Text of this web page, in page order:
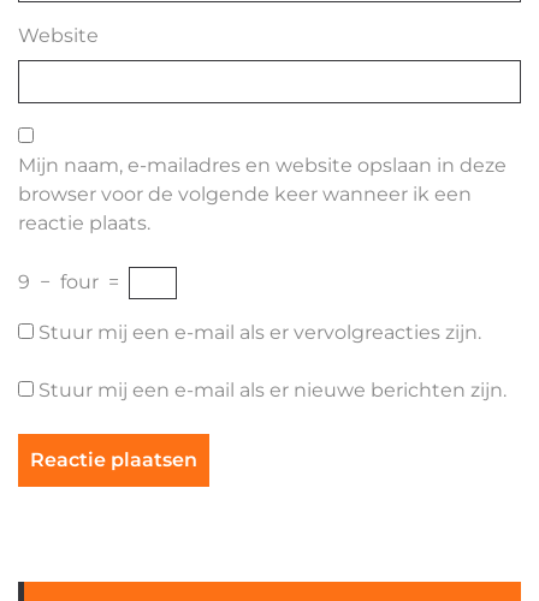
Website
Mijn naam, e-mailadres en website opslaan in deze
browser voor de volgende keer wanneer ik een
reactie plaats.
9 − four =
Stuur mij een e-mail als er vervolgreacties zijn.
Stuur mij een e-mail als er nieuwe berichten zijn.